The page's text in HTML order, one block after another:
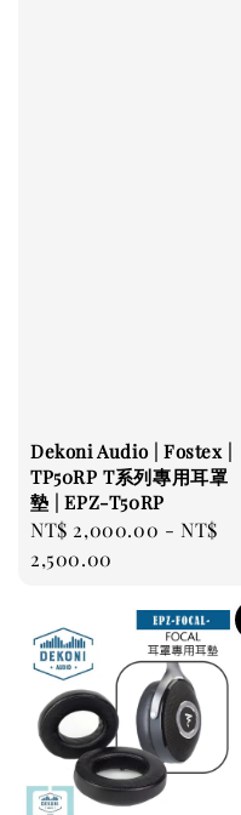
Dekoni Audio | Fostex |
TP50RP T系列專用耳罩
墊 | EPZ-T50RP
Regular
price
NT$ 2,000.00 -NT$
2,500.00